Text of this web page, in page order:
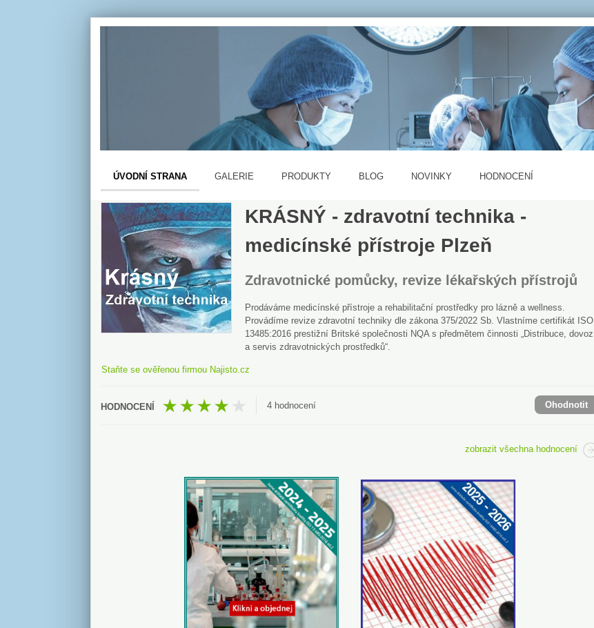
ÚVODNÍ STRANA GALERIE PRODUKTY BLOG NOVINKY HODNOCENÍ
KRÁSNÝ - zdravotní technika -
medicínské přístroje Plzeň
Zdravotnické pomůcky, revize lékařských přístrojů
Prodáváme medicínské přístroje a rehabilitační prostředky pro lázně a wellness.
Provádíme revize zdravotní techniky dle zákona 375/2022 Sb. Vlastníme certifikát ISO
13485:2016 prestižní Britské společnosti NQA s předmětem činnosti „Distribuce, dovoz
a servis zdravotnických prostředků“.
Staňte se ověřenou firmou Najisto.cz
4 hodnocení Ohodnotit
zobrazit všechna hodnocení